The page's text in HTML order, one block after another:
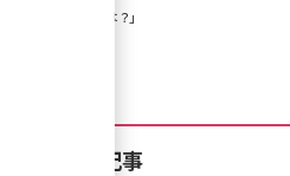
て必要なこととは？」
新着記事